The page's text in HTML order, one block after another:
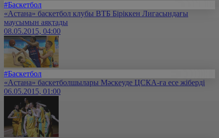
#Баскетбол
«Астана» баскетбол клубы ВТБ Біріккен Лигасындағы
маусымын аяқтады
08.05.2015, 04:00
#Баскетбол
«Астана» баскетболшылары Мәскеуде ЦСКА-ға есе жіберді
06.05.2015, 01:00